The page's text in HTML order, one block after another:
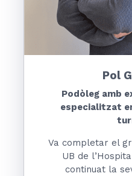
Pol
Podòleg amb
especialitzat
Va completar el
UB de
continuat la